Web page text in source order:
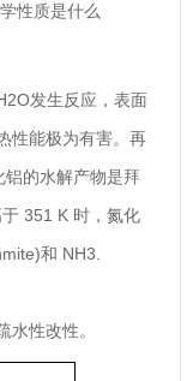
性质是什么
发生反应，表面
性能极为有害。再
的水解产物是拜
351 K 时，氮化
和 NH3.
性改性。